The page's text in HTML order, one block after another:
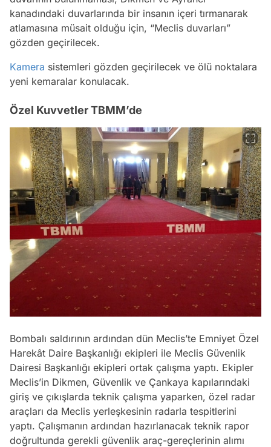
kanadındaki duvarlarında bir insanın içeri tırmanarak
atlamasına müsait olduğu için, “Meclis duvarları”
gözden geçirilecek.
Kamera sistemleri gözden geçirilecek ve ölü noktalara
yeni kemaralar konulacak.
Özel Kuvvetler TBMM’de
Bombalı saldırının ardından dün Meclis’te Emniyet Özel
Harekât Daire Başkanlığı ekipleri ile Meclis Güvenlik
Dairesi Başkanlığı ekipleri ortak çalışma yaptı. Ekipler
Meclis’in Dikmen, Güvenlik ve Çankaya kapılarındaki
giriş ve çıkışlarda teknik çalışma yaparken, özel radar
araçları da Meclis yerleşkesinin radarla tespitlerini
yaptı. Çalışmanın ardından hazırlanacak teknik rapor
doğrultunda gerekli güvenlik araç-gereçlerinin alımı